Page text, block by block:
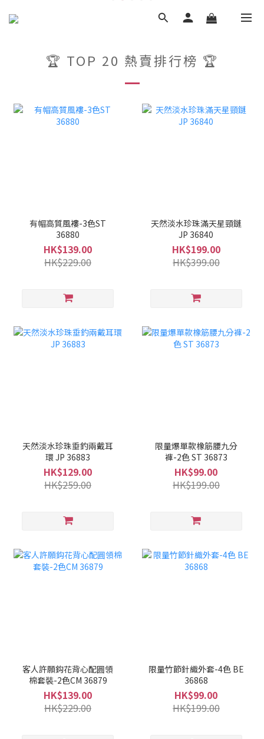
🏆 TOP 20 熱賣排行榜 🏆
有帽高質風褸-3色ST
36880
HK$139.00
HK$229.00
天然淡水珍珠滿天星頸鏈
JP 36840
HK$199.00
HK$399.00
天然淡水珍珠垂釣兩戴耳
環 JP 36883
HK$129.00
HK$259.00
限量爆單款橡筋腰九分
褲-2色 ST 36873
HK$99.00
HK$199.00
客人許願鈎花背心配圓領
棉套裝-2色CM 36879
HK$139.00
HK$229.00
限量竹節針織外套-4色 BE
36868
HK$99.00
HK$199.00